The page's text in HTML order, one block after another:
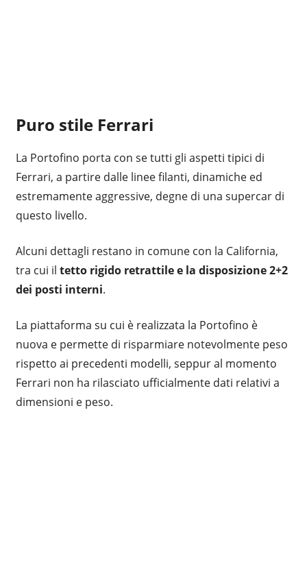
Puro stile Ferrari
La Portofino porta con se tutti gli aspetti tipici di
Ferrari, a partire dalle linee filanti, dinamiche ed
estremamente aggressive, degne di una supercar di
questo livello.
Alcuni dettagli restano in comune con la California,
tra cui il tetto rigido retrattile e la disposizione 2+2
dei posti interni.
La piattaforma su cui è realizzata la Portofino è
nuova e permette di risparmiare notevolmente peso
rispetto ai precedenti modelli, seppur al momento
Ferrari non ha rilasciato ufficialmente dati relativi a
dimensioni e peso.